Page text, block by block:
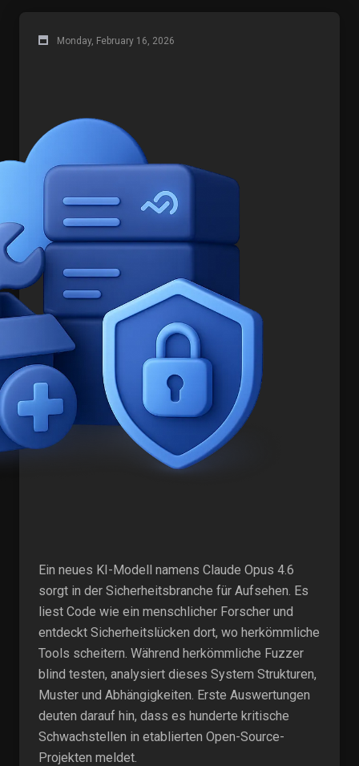
Monday, February 16, 2026
Ein neues KI-Modell namens Claude Opus 4.6
sorgt in der Sicherheitsbranche für Aufsehen. Es
liest Code wie ein menschlicher Forscher und
entdeckt Sicherheitslücken dort, wo herkömmliche
Tools scheitern. Während herkömmliche Fuzzer
blind testen, analysiert dieses System Strukturen,
Muster und Abhängigkeiten. Erste Auswertungen
deuten darauf hin, dass es hunderte kritische
Schwachstellen in etablierten Open-Source-
Projekten meldet.